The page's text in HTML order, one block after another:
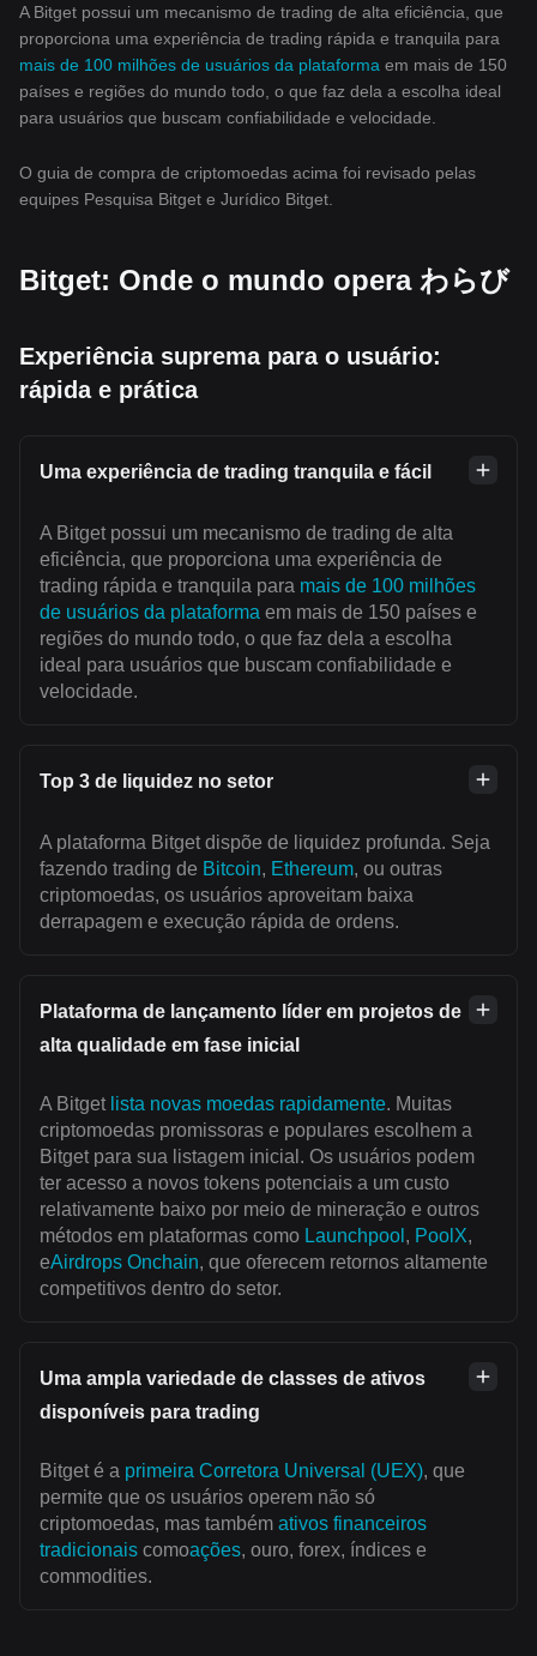
A Bitget possui um mecanismo de trading de alta eficiência, que
proporciona uma experiência de trading rápida e tranquila para
mais de 100 milhões de usuários da plataforma em mais de 150
países e regiões do mundo todo, o que faz dela a escolha ideal
para usuários que buscam confiabilidade e velocidade.
O guia de compra de criptomoedas acima foi revisado pelas
equipes Pesquisa Bitget e Jurídico Bitget.
Bitget: Onde o mundo opera わらび
Experiência suprema para o usuário:
rápida e prática
Uma experiência de trading tranquila e fácil
A Bitget possui um mecanismo de trading de alta
eficiência, que proporciona uma experiência de
trading rápida e tranquila para mais de 100 milhões
de usuários da plataforma em mais de 150 países e
regiões do mundo todo, o que faz dela a escolha
ideal para usuários que buscam confiabilidade e
velocidade.
Top 3 de liquidez no setor
A plataforma Bitget dispõe de liquidez profunda. Seja
fazendo trading de Bitcoin, Ethereum, ou outras
criptomoedas, os usuários aproveitam baixa
derrapagem e execução rápida de ordens.
Plataforma de lançamento líder em projetos de
alta qualidade em fase inicial
A Bitget lista novas moedas rapidamente. Muitas
criptomoedas promissoras e populares escolhem a
Bitget para sua listagem inicial. Os usuários podem
ter acesso a novos tokens potenciais a um custo
relativamente baixo por meio de mineração e outros
métodos em plataformas como Launchpool , PoolX,
eAirdrops Onchain, que oferecem retornos altamente
competitivos dentro do setor.
Uma ampla variedade de classes de ativos
disponíveis para trading
Bitget é a primeira Corretora Universal (UEX), que
permite que os usuários operem não só
criptomoedas, mas também ativos financeiros
tradicionais comoações, ouro, forex, índices e
commodities.